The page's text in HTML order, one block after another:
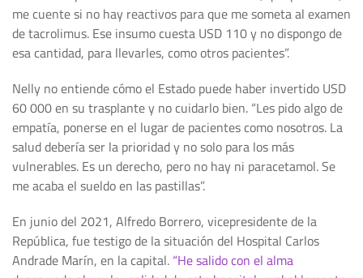
me cuente si no hay reactivos para que me someta al examen
de tacrolimus. Ese insumo cuesta USD 110 y no dispongo de
esa cantidad, para llevarles, como otros pacientes”.
Nelly no entiende cómo el Estado puede haber invertido USD
60 000 en su trasplante y no cuidarlo bien. “Les pido algo de
empatía, ponerse en el lugar de pacientes como nosotros. La
salud debería ser la prioridad y no solo para los más
vulnerables. Es un derecho, pero no hay ni paracetamol. Se
me acaba el sueldo en las pastillas”.
En junio del 2021, Alfredo Borrero, vicepresidente de la
República, fue testigo de la situación del Hospital Carlos
Andrade Marín, en la capital. “He salido con el alma